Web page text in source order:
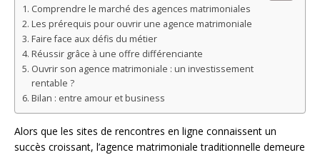
Comprendre le marché des agences matrimoniales
Les prérequis pour ouvrir une agence matrimoniale
Faire face aux défis du métier
Réussir grâce à une offre différenciante
Ouvrir son agence matrimoniale : un investissement
rentable ?
Bilan : entre amour et business
Alors que les sites de rencontres en ligne connaissent un
succès croissant, l’agence matrimoniale traditionnelle demeure